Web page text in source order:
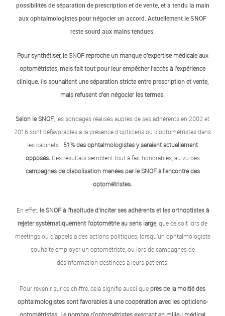
possibilités de séparation de prescription et de vente, et a tendu la main
aux ophtalmologistes pour négocier un accord. Actuellement le SNOF
reste sourd aux mains tendues.
Pour synthétiser, le SNOF reproche un manque d’expertise médicale aux
optométristes, mais fait tout pour leur empêcher l’accès à l’expérience
clinique. Ils souhaitent une séparation stricte entre prescription et vente,
mais refusent d’en négocier les termes.
Selon le SNOF, les sondages réalisés auprès de ses adhérents en 2002 et
2016 sont défavorables à la présence d’opticiens ou d’optométristes dans
les cabinets : 51% des ophtalmologistes y seraient actuellement
opposés.Ces résultats semblent tout à fait honorables, au vu des
campagnes de diabolisation menées par le SNOF à l’encontre des
optométristes.
En effet, le SNOF à l’habitude d’inciter ses adhérents et les orthoptistes à
rejeter systématiquement l’optométrie au sens large, que ce soit lors de
meetings ou d’appels à des actions politiques, lorsqu’un ophtalmologiste
souhaite employer un optométriste, ou lors de campagnes de
désinformation destinées à leurs patients.
Pour revenir sur ce chiffre, cela signifie aussi que près de la moitié des
ophtalmologistes sont favorables à une coopération avec les opticiens-